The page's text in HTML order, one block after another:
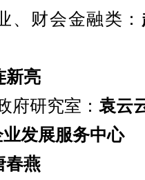
、财会金融类：
新亮
府研究室： 袁云
业发展服务中心
春燕